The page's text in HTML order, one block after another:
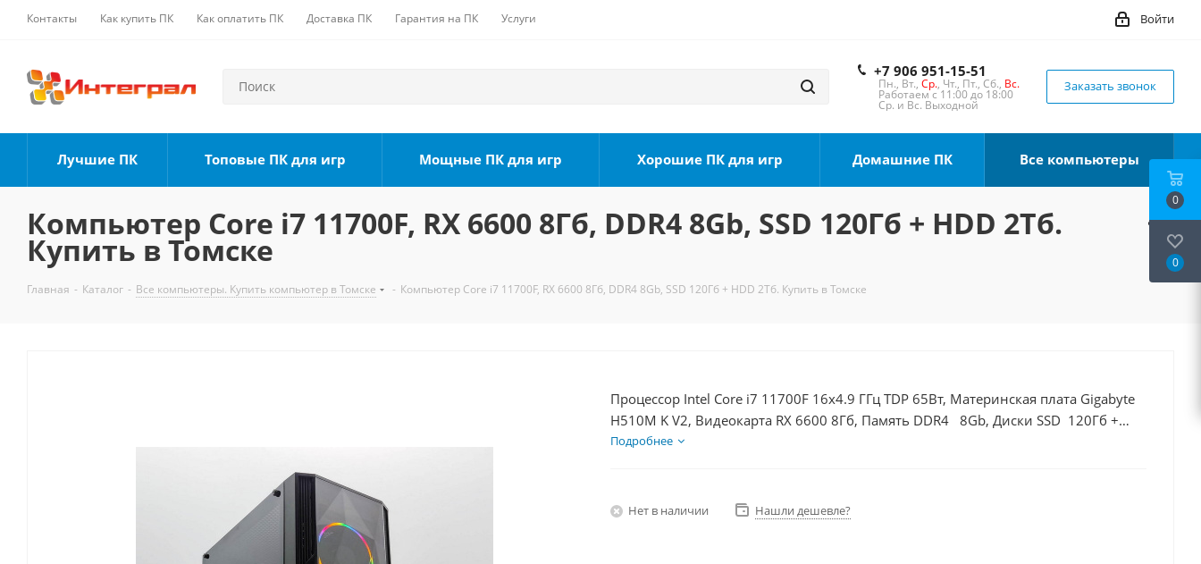
Контакты Как купить ПК Как оплатить ПК Доставка ПК Гарантия на ПК Услуги Войти
+7 906 951-15-51
Пн., Вт., Ср., Чт., Пт., Сб., Вс.
Работаем с 11:00 до 18:00
Ср. и Вс. Выходной
Заказать звонок
Лучшие ПК Топовые ПК для игр Мощные ПК для игр Хорошие ПК для игр Домашние ПК Все компьютеры
Компьютер Core i7 11700F, RX 6600 8Гб, DDR4 8Gb, SSD 120Гб + HDD 2Тб.
Купить в Томске
Главная - Каталог - Все компьютеры. Купить компьютер в Томске - Компьютер Core i7 11700F, RX 6600 8Гб, DDR4 8Gb, SSD 120Гб + HDD 2Тб. Купить в Томске
Процессор Intel Core i7 11700F 16x4.9 ГГц TDP 65Вт, Материнская плата Gigabyte
H510M K V2, Видеокарта RX 6600 8Гб, Память DDR4 8Gb, Диски SSD 120Гб +
HDD 2Тб, БП 500Вт
Подробнее
Нет в наличии Нашли дешевле?
0
0